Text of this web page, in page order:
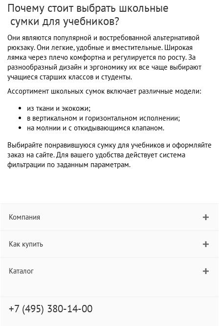
Почему стоит выбрать школьные
сумки для учебников?
Они являются популярной и востребованной альтернативой
рюкзаку. Они легкие, удобные и вместительные. Широкая
лямка через плечо комфортна и регулируется по росту. За
разнообразный дизайн и эргономику их все чаще выбирают
учащиеся старших классов и студенты.
Ассортимент школьных сумок включает различные модели:
из ткани и экокожи;
в вертикальном и горизонтальном исполнении;
на молнии и с откидывающимся клапаном.
Выбирайте понравившуюся сумку для учебников и оформляйте
заказ на сайте. Для вашего удобства действует система
фильтрации по заданным параметрам.
Компания
Как купить
Каталог
+7 (495) 380-14-00